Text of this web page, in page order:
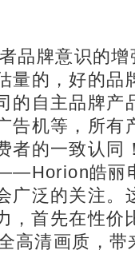
品牌意识的增
量的，好的品
的自主品牌产
告机等，所有
者的一致认同
皓丽
广泛的关注。
，首先在性价
高清画质，带